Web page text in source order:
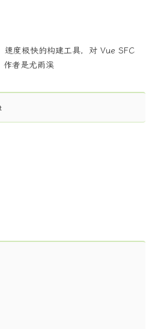
速度极快的构建工具，对 Vue SFC
作者是尤雨溪